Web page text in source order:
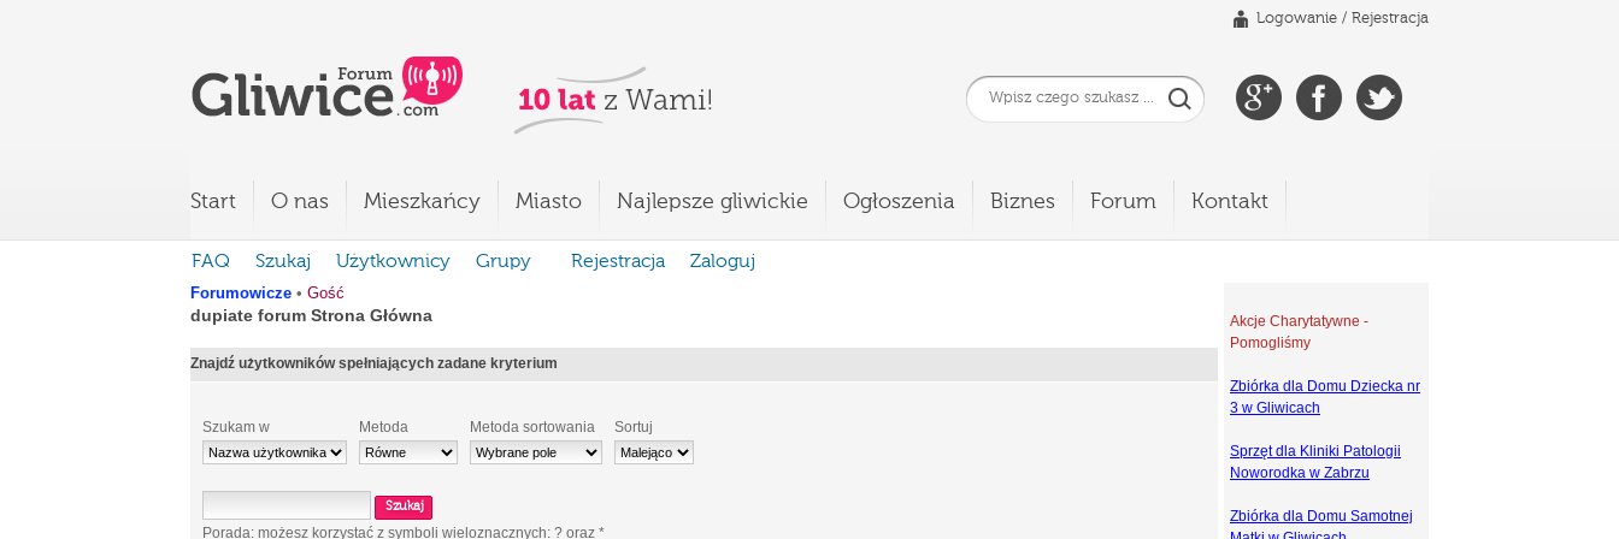
Logowanie / Rejestracja
Start O nas Mieszkańcy Miasto Najlepsze gliwickie Ogłoszenia Biznes Forum Kontakt
FAQ Szukaj Użytkownicy Grupy Rejestracja Zaloguj
Forumowicze • Gość
dupiate forum Strona Główna
Znajdź użytkowników spełniających zadane kryterium
Szukam w Metoda Metoda sortowania Sortuj
Porada: możesz korzystać z symboli wieloznacznych: ? oraz *
Akcje Charytatywne -
Pomogliśmy
Zbiórka dla Domu Dziecka nr
3 w Gliwicach
Sprzęt dla Kliniki Patologii
Noworodka w Zabrzu
Zbiórka dla Domu Samotnej